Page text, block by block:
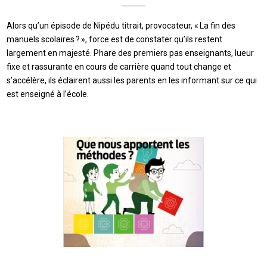
Alors qu’un épisode de Nipédu titrait, provocateur, « La fin des
manuels scolaires ? », force est de constater qu’ils restent
largement en majesté. Phare des premiers pas enseignants, lueur
fixe et rassurante en cours de carrière quand tout change et
s’accélère, ils éclairent aussi les parents en les informant sur ce qui
est enseigné à l’école.